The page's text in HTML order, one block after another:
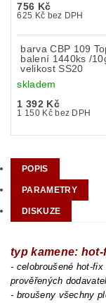
756 Kč
625 Kč bez DPH
barva CBP 109
balení 1440ks /
velikost SS20
skladem
1 392 Kč
1 150 Kč bez DPH
POPIS
PARAMETRY
DISKUZE
typ kamene:
- celobroušené hot-
prověřených
- broušeny všechny